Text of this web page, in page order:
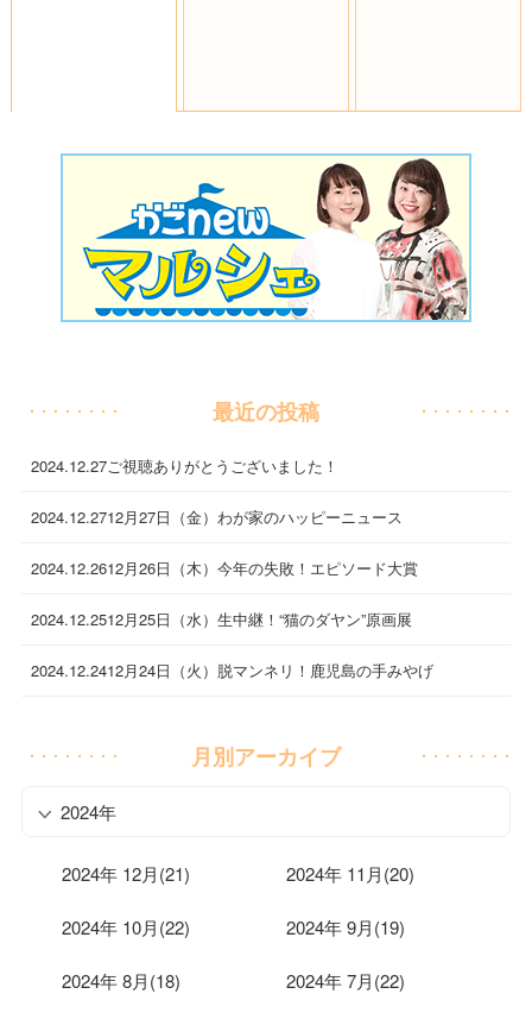
最近の投稿
2024.12.27ご視聴ありがとうございました！
2024.12.2712月27日（金）わが家のハッピーニュース
2024.12.2612月26日（木）今年の失敗！エピソード大賞
2024.12.2512月25日（水）生中継！“猫のダヤン”原画展
2024.12.2412月24日（火）脱マンネリ！鹿児島の手みやげ
月別アーカイブ
2024年
2024年 12月(21) 2024年 11月(20)
2024年 10月(22) 2024年 9月(19)
2024年 8月(18) 2024年 7月(22)